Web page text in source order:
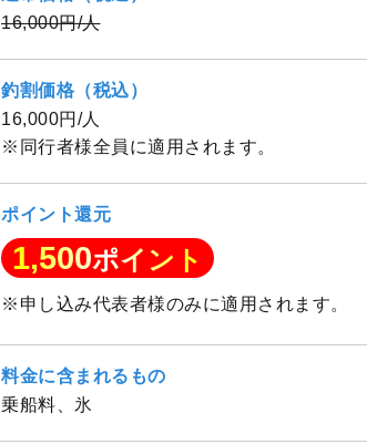
16,000円/人
釣割価格（税込）
16,000円/人
※同行者様全員に適用されます。
ポイント還元
1,500ポイント
※申し込み代表者様のみに適用されます。
料金に含まれるもの
乗船料、氷